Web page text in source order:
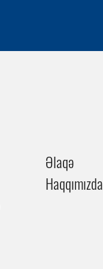
Əlaqə
Haqqımızda